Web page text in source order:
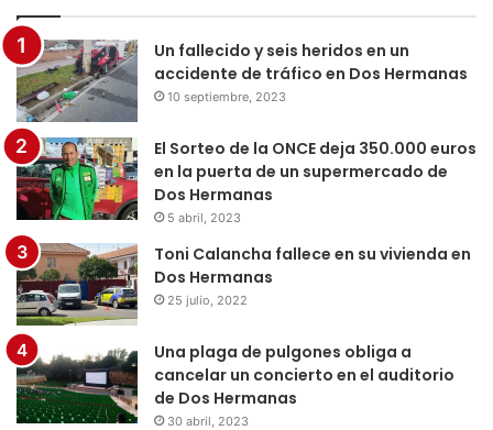
Un fallecido y seis heridos en un
accidente de tráfico en Dos Hermanas
10 septiembre, 2023
El Sorteo de la ONCE deja 350.000 euros
en la puerta de un supermercado de
Dos Hermanas
5 abril, 2023
Toni Calancha fallece en su vivienda en
Dos Hermanas
25 julio, 2022
Una plaga de pulgones obliga a
cancelar un concierto en el auditorio
de Dos Hermanas
30 abril, 2023